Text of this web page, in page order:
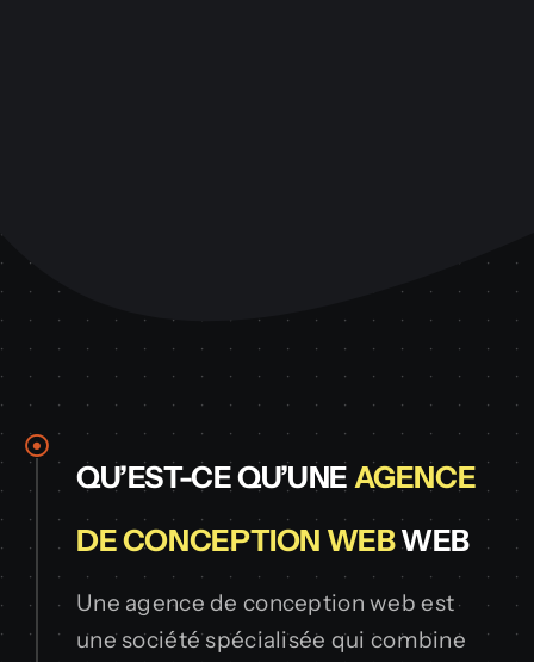
QU’EST-CE QU’UNE AGENCE
DE CONCEPTION WEBWEB
Une agence de conception web est
une société spécialisée qui combine